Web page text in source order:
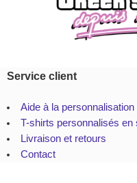
Service client
Aide à la personnalisation
T-shirts personnalisés en
Livraison et retours
Contact